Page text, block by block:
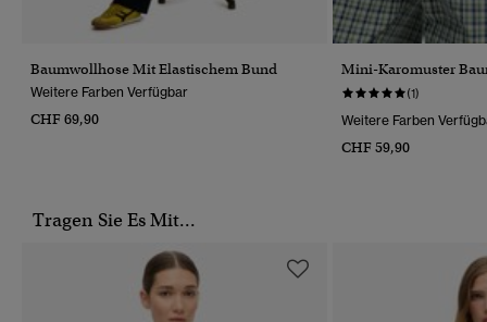
Baumwollhose Mit Elastischem Bund
Weitere Farben Verfügbar
CHF 69,90
Mini-Karomuster
(1)
Weitere Farben
CHF 59,90
Tragen Sie Es Mit...